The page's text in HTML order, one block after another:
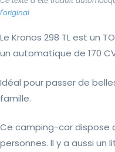
l'original
Le Kronos 298 TL est un
un automatique de 170
Idéal pour passer de
famille.
Ce camping-car dispose
personnes. Il y a aussi un